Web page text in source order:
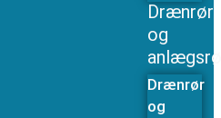
Drænrør
og
Drænrør
og